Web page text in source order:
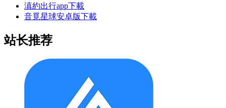
滇約出行app下載
音覓星球安卓版下載
站长推荐